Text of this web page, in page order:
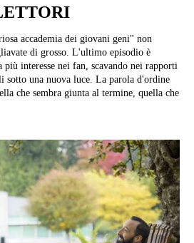
accademia dei giovani geni" non
di grosso. L'ultimo episodio è
più interesse nei fan, scavando nei rapporti
sotto una nuova luce. La parola d'ordine
che sembra giunta al termine, quella che